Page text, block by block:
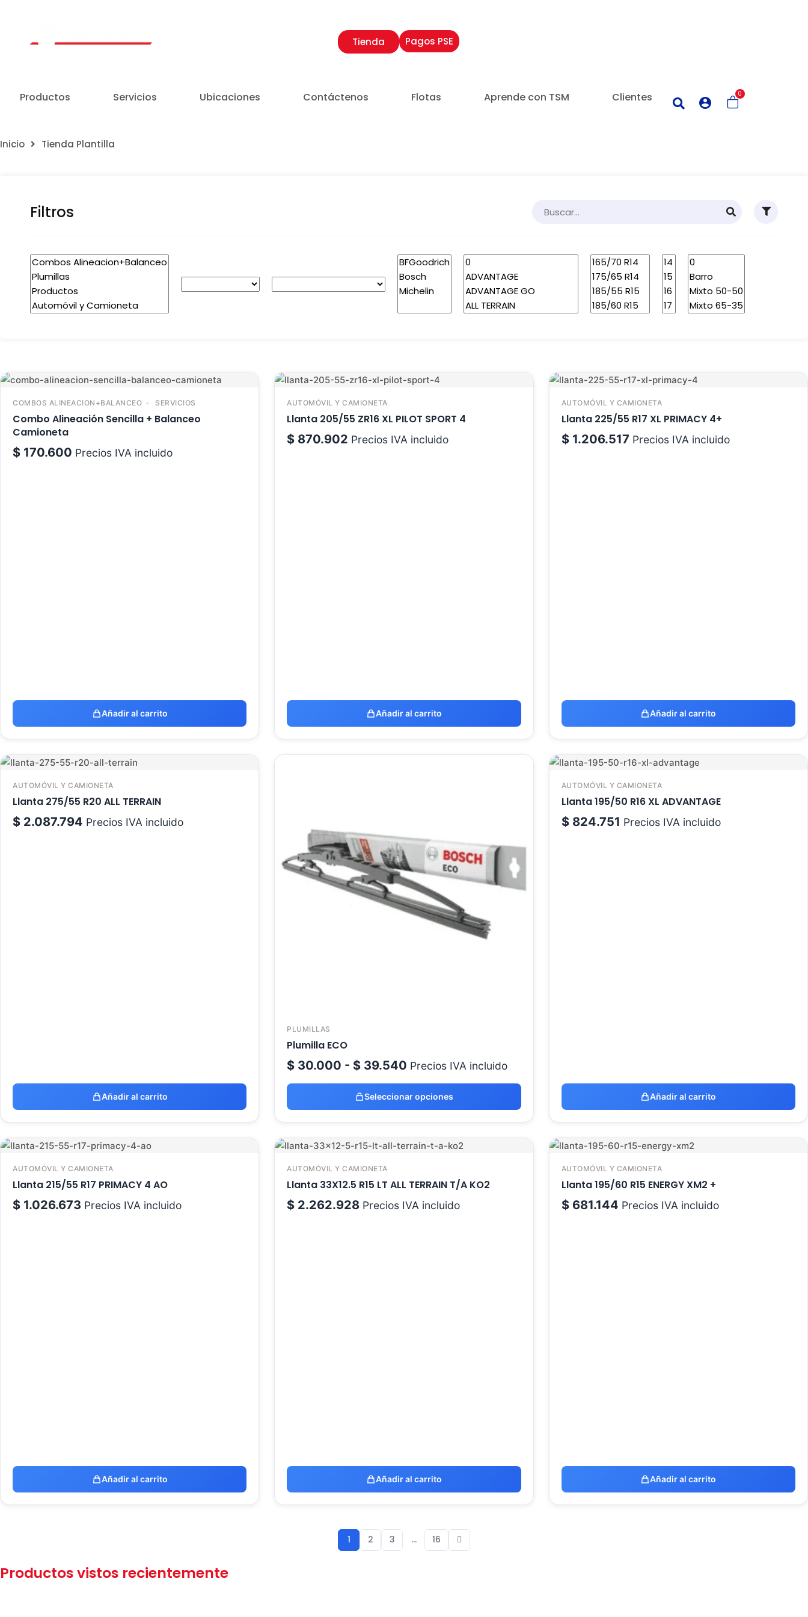
Tienda Pagos PSE
Productos Servicios Ubicaciones Contáctenos Flotas Aprende con TSM Clientes 0
Inicio Tienda Plantilla
Filtros
COMBOS ALINEACION+BALANCEO SERVICIOS
Combo Alineación Sencilla + Balanceo
Camioneta
$ 170.600 Precios IVA incluido
Añadir al carrito
AUTOMÓVIL Y CAMIONETA
Llanta 205/55 ZR16 XL PILOT SPORT 4
$ 870.902 Precios IVA incluido
Añadir al carrito
AUTOMÓVIL Y CAMIONETA
Llanta 225/55 R17 XL PRIMACY 4+
$1.206.517 Precios IVA incluido
Añadir al carrito
AUTOMÓVIL Y CAMIONETA
Llanta 275/55 R20 ALL TERRAIN
$ 2.087.794 Precios IVA incluido
Añadir al carrito
PLUMILLAS
Plumilla ECO
$ 30.000 - $ 39.540 Precios IVA incluido
Seleccionar opciones
AUTOMÓVIL Y CAMIONETA
Llanta 195/50 R16 XL ADVANTAGE
$824.751 Precios IVA incluido
Añadir al carrito
AUTOMÓVIL Y CAMIONETA
Llanta 215/55 R17 PRIMACY 4 AO
$ 1.026.673 Precios IVA incluido
Añadir al carrito
AUTOMÓVIL Y CAMIONETA
Llanta 33X12.5 R15 LT ALL TERRAIN T/A KO2
$ 2.262.928 Precios IVA incluido
Añadir al carrito
AUTOMÓVIL Y CAMIONETA
Llanta 195/60 R15 ENERGY XM2 +
$681.144 Precios IVA incluido
Añadir al carrito
1 2 3 … 16
Productos vistos recientemente